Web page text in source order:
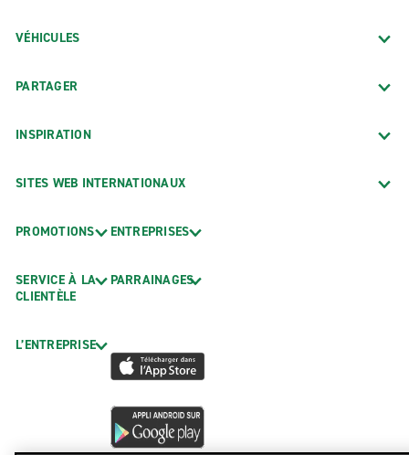
VÉHICULES
PARTAGER
INSPIRATION
SITES WEB INTERNATIONAUX
PROMOTIONS
SERVICE À LA
CLIENTÈLE
L’ENTREPRISE
ENTREPRISES
PARRAINAGES